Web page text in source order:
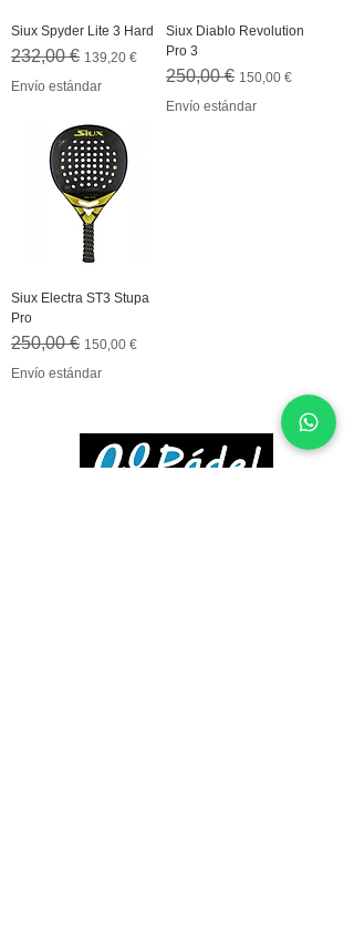
Siux Spyder Lite 3 Hard
Precio
232,00 € Precio de oferta
139,20 €
Envío estándar
Siux Diablo Revolution
Pro 3
Precio
250,00 € Precio de oferta
150,00 €
Envío estándar
Siux Electra ST3 Stupa
Pro
Precio
250,00 € Precio de oferta
150,00 €
Envío estándar